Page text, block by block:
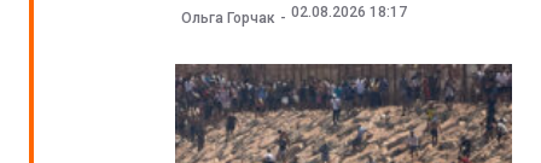
Ольга Горчак 02.08.2026 18:17